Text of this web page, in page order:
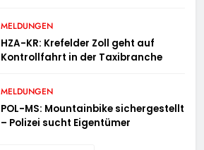
MELDUNGEN
HZA-KR: Krefelder Zoll geht auf
Kontrollfahrt in der Taxibranche
MELDUNGEN
POL-MS: Mountainbike sichergestellt
– Polizei sucht Eigentümer